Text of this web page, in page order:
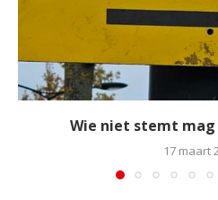
Wie niet stemt
17 maart